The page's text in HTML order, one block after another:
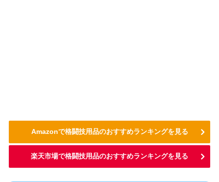
Amazonで格闘技用品のおすすめランキングを見る
楽天市場で格闘技用品のおすすめランキングを見る